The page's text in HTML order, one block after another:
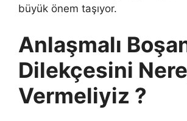
büyük önem taşıyor.
Anlaşmalı
Dilekçesini
Vermeliyiz ?